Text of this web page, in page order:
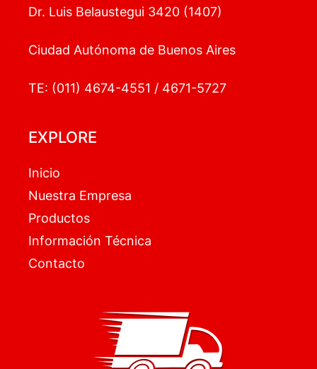
Dr. Luis Belaustegui 3420 (1407)
Ciudad Autónoma de Buenos Aires
TE: (011) 4674-4551 / 4671-5727
EXPLORE
Inicio
Nuestra Empresa
Productos
Información Técnica
Contacto